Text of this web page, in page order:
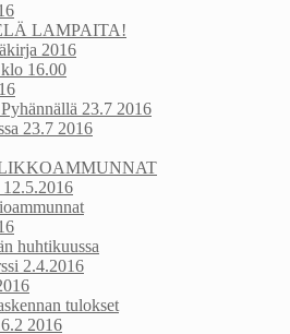
LAMPAITA!
2016
16.00
23.7 2016
23.7 2016
huhtikuussa
2.4.2016
tulokset
2016